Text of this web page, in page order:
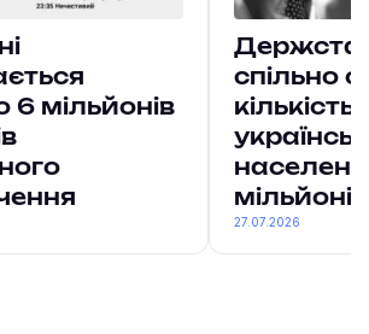
6 мільйонів
Держстат
спільно
кількість
мільйонів
27.07.2026